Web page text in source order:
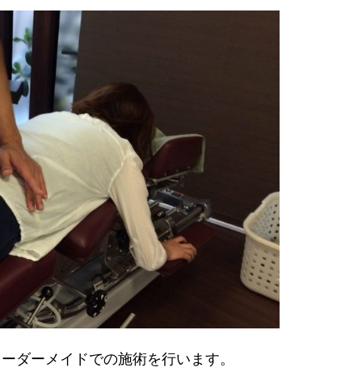
ダーメイドでの施術を行います。